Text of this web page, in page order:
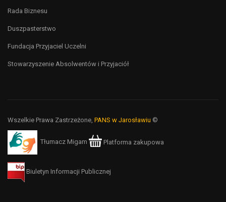
Rada Biznesu
Duszpasterstwo
Fundacja Przyjaciel Uczelni
Stowarzyszenie Absolwentów i Przyjaciół
Wszelkie Prawa Zastrzeżone, PANS w Jarosławiu ©
Tłumacz Migam Platforma zakupowa
Biuletyn Informacji Publicznej